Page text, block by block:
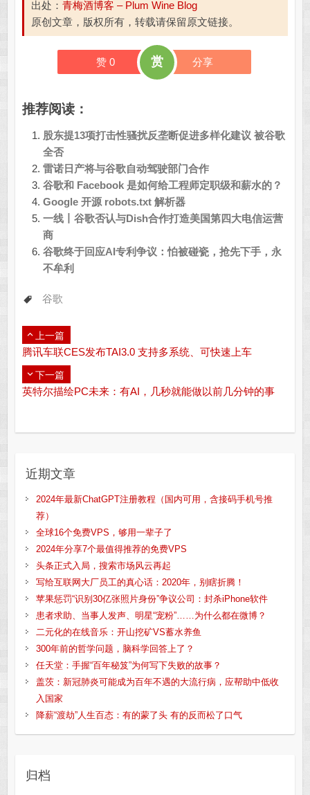
出处： 青梅酒博客 – Plum Wine Blog
原创文章，版权所有，转载请保留原文链接。
赞 0 赏 分享
推荐阅读：
股东提13项打击性骚扰反垄断促进多样化建议 被谷歌
全否
雷诺日产将与谷歌自动驾驶部门合作
谷歌和 Facebook 是如何给工程师定职级和薪水的？
Google 开源 robots.txt 解析器
一线丨谷歌否认与Dish合作打造美国第四大电信运营
商
谷歌终于回应AI专利争议：怕被碰瓷，抢先下手，永
不牟利
谷歌
上一篇
腾讯车联CES发布TAI3.0 支持多系统、可快速上车
下一篇
英特尔描绘PC未来：有AI，几秒就能做以前几分钟的事
近期文章
2024年最新ChatGPT注册教程（国内可用，含接码手机号推
荐）
全球16个免费VPS，够用一辈子了
2024年分享7个最值得推荐的免费VPS
头条正式入局，搜索市场风云再起
写给互联网大厂员工的真心话：2020年，别瞎折腾！
苹果惩罚“识别30亿张照片身份”争议公司：封杀iPhone软件
患者求助、当事人发声、明星“宠粉”……为什么都在微博？
二元化的在线音乐：开山挖矿VS蓄水养鱼
300年前的哲学问题，脑科学回答上了？
任天堂：手握“百年秘笈”为何写下失败的故事？
盖茨：新冠肺炎可能成为百年不遇的大流行病，应帮助中低收
入国家
降薪“渡劫”人生百态：有的蒙了头 有的反而松了口气
归档